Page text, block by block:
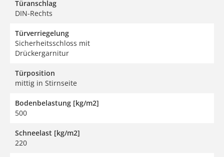
Türanschlag
DIN-Rechts
Türverriegelung
Sicherheitsschloss mit
Drückergarnitur
Türposition
mittig in Stirnseite
Bodenbelastung [kg/m2]
500
Schneelast [kg/m2]
220